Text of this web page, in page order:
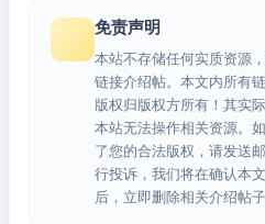
免责声明
本站不存储任何实质资源
链接介绍帖。本文内所有
版权归版权方所有！其实
本站无法操作相关资源。
了您的合法版权，请发送
行投诉，我们将在确认本
后，立即删除相关介绍帖子